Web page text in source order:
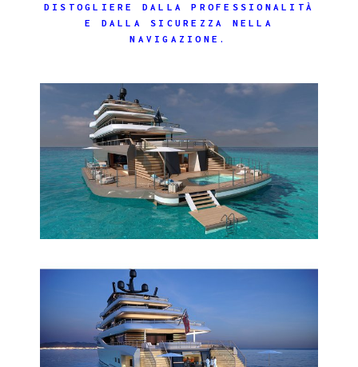
DISTOGLIERE DALLA PROFESSIONALITÀ
E DALLA SICUREZZA NELLA
NAVIGAZIONE.